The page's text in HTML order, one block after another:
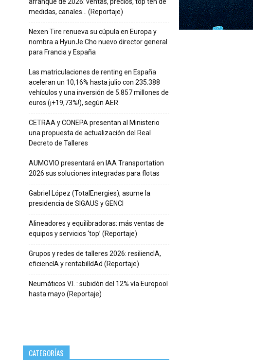
arranque de 2026: ventas, precios, top ten de
medidas, canales… (Reportaje)
Nexen Tire renueva su cúpula en Europa y
nombra a HyunJe Cho nuevo director general
para Francia y España
Las matriculaciones de renting en España
aceleran un 10,16% hasta julio con 235.388
vehículos y una inversión de 5.857 millones de
euros (¡+19,73%!), según AER
CETRAA y CONEPA presentan al Ministerio
una propuesta de actualización del Real
Decreto de Talleres
AUMOVIO presentará en IAA Transportation
2026 sus soluciones integradas para flotas
Gabriel López (TotalEnergies), asume la
presidencia de SIGAUS y GENCI
Alineadores y equilibradoras: más ventas de
equipos y servicios ‘top’ (Reportaje)
Grupos y redes de talleres 2026: resiliencIA,
eficiencIA y rentabilIdAd (Reportaje)
Neumáticos V.I. : subidón del 12% vía Europool
hasta mayo (Reportaje)
CATEGORÍAS